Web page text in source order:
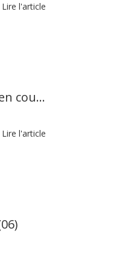
Lire l'article
CosmétiBoat à le vent en poupe : ouverture en cours de deux nouvelles agences
Lire l'article